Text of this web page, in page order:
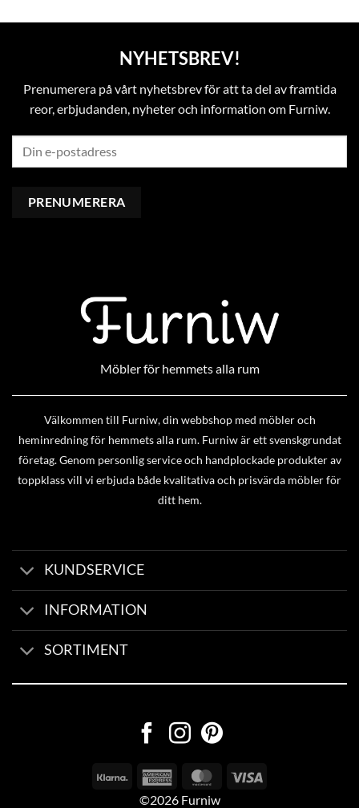
NYHETSBREV!
Prenumerera på vårt nyhetsbrev för att ta del av framtida
reor, erbjudanden, nyheter och information om Furniw.
Möbler för hemmets alla rum
Välkommen till Furniw, din webbshop med möbler och
heminredning för hemmets alla rum. Furniw är ett svenskgrundat
företag. Genom personlig service och handplockade produkter av
toppklass vill vi erbjuda både kvalitativa och prisvärda möbler för
ditt hem.
KUNDSERVICE
INFORMATION
SORTIMENT
©2026 Furniw